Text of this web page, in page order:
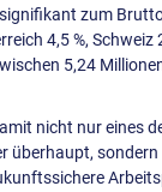
zum
4,5 %, Schweiz
5,24
nicht nur eines
überhaupt,